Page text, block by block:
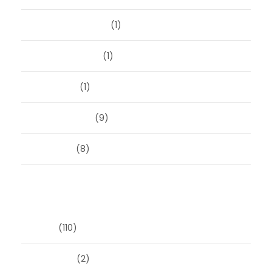
(1)
(1)
(1)
(9)
(8)
(110)
(2)